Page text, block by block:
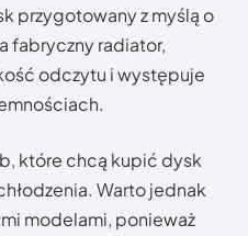
przygotowany z myślą o
fabryczny radiator,
odczytu i występuje
które chcą kupić dysk
Warto jednak
modelami, ponieważ